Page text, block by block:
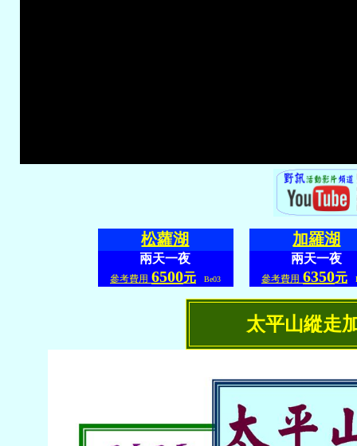
松蘿湖
兩天一夜
參考費用 6500元 Be03
加羅湖
兩天一夜
參考費用 6350元
太平山縱走